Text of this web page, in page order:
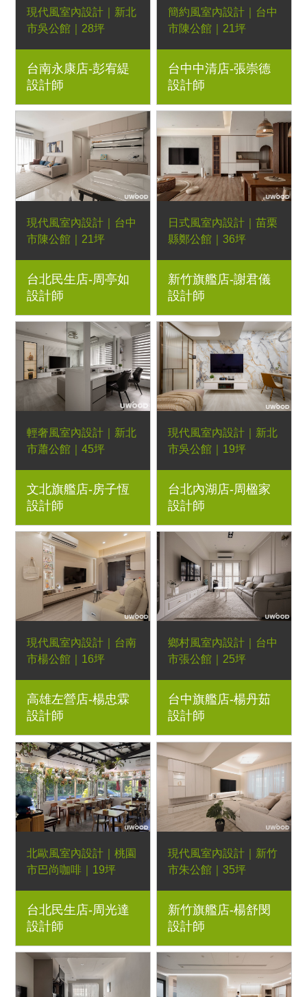
現代風室內設計｜新北
市吳公館｜28坪
4房2廳｜優渥系統櫃、
Orderfloor超耐磨木地
板、木作格柵隱藏門、
弧形木作、LED燈條
台南永康店-彭宥緹
設計師
簡約風室內設計｜台中
市陳公館｜21坪
3房2廳｜優渥系統櫃、
LED燈條、灰鏡
台中中清店-張崇德
設計師
現代風室內設計｜台中
市陳公館｜21坪
3房2廳｜優渥系統櫃、
鋁方管、LED燈帶
台北民生店-周亭如
設計師
日式風室內設計｜苗栗
縣鄭公館｜36坪
4房2廳｜優渥系統櫃、
Orderfloor超耐磨木地
板、格柵壁板、藝術漆
新竹旗艦店-謝君儀
設計師
輕奢風室內設計｜新北
市蕭公館｜45坪
3+1房2廳｜優渥系統
櫃、Orderfloor超耐磨
木地板、經典多功能邊
几、可可微晶石餐桌、
朗伊爾餐椅、湖濱長
凳、貝蒂床墊
文北旗艦店-房子恆
設計師
現代風室內設計｜新北
市吳公館｜19坪
3房2廳｜優渥系統櫃、
Orderfloor超耐磨木地
板、金屬玻璃滑門、造
型壁板、懸吊拉門、石
台北內湖店-周楹家
設計師
現代風室內設計｜台南
市楊公館｜16坪
2房1廳｜優渥系統櫃、
雲彩藝術漆、LED燈
帶、圓弧櫃
高雄左營店-楊忠霖
設計師
鄉村風室內設計｜台中
市張公館｜25坪
3房2廳｜優渥系統櫃、
烤漆美式線板牆、石英
石中島、木作線板、
LED燈帶
台中旗艦店-楊丹茹
設計師
北歐風室內設計｜桃園
市巴尚咖啡｜19坪
1房2廳｜優渥系統櫃、
Orderfloor超耐磨木地
板、Poti波緹三人座沙
柚木色恬靜大茶几、經
典多功能邊几、胡桃木
色王子高腳椅、小王子
台北民生店-周光達
設計師
現代風室內設計｜新竹
市朱公館｜35坪
3房2廳｜優渥系統櫃、
燈條、吊燈
新竹旗艦店-楊舒閔
設計師